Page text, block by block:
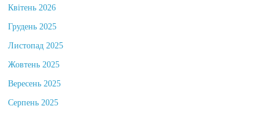
Квітень 2026
Грудень 2025
Листопад 2025
Жовтень 2025
Вересень 2025
Серпень 2025